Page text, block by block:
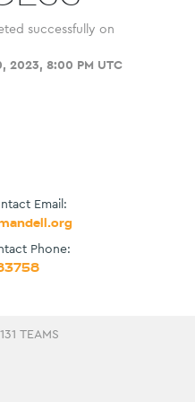
successfully on
2023, 8:00 PM UTC
Email:
Phone:
131 TEAMS